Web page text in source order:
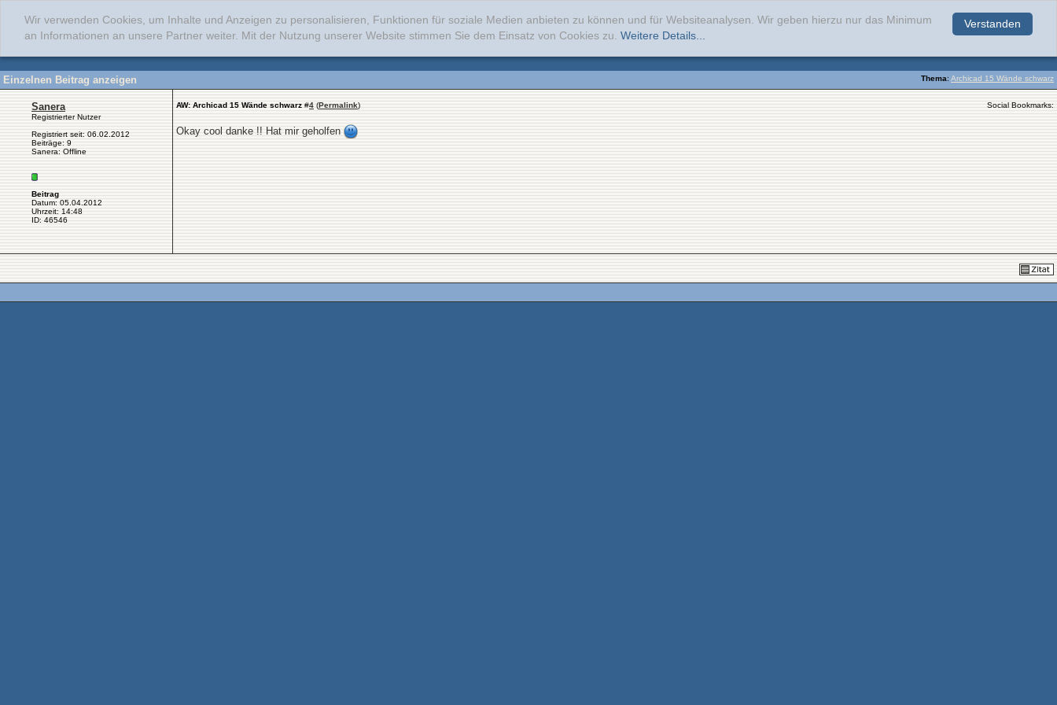
Verstanden
Wir verwenden Cookies, um Inhalte und Anzeigen zu personalisieren, Funktionen für soziale Medien anbieten zu können und für Websiteanalysen. Wir geben hierzu nur das Minimum
an Informationen an unsere Partner weiter. Mit der Nutzung unserer Website stimmen Sie dem Einsatz von Cookies zu. Weitere Details...
Thema: Archicad 15 Wände schwarz
Einzelnen Beitrag anzeigen
Sanera
Registrierter Nutzer
Registriert seit: 06.02.2012
Beiträge: 9
Sanera: Offline
Beitrag
Datum: 05.04.2012
Uhrzeit: 14:48
ID: 46546
AW: Archicad 15 Wände schwarz #4 (Permalink) Social Bookmarks:
Okay cool danke !! Hat mir geholfen